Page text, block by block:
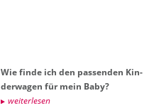
Wie finde ich den pas­sen­den Kin­
der­wa­gen für mein Baby?
wei­ter­le­sen